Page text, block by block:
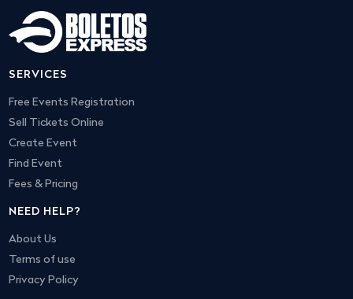
SERVICES
Free Events Registration
Sell Tickets Online
Create Event
Find Event
Fees & Pricing
NEED HELP?
About Us
Terms of use
Privacy Policy